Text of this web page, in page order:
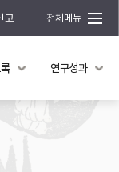
고 전체메뉴
연구성과